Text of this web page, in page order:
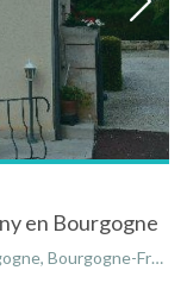
en Bourgogne
Franche-Comté, France